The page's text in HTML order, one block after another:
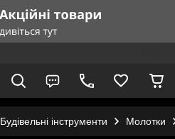
Будівельні інструменти Молотки